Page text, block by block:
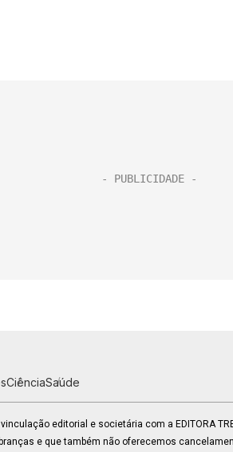
CiênciaSaúde
editorial e societária com a EDITORA
e que também não oferecemos